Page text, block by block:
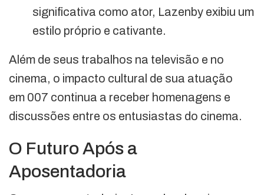
significativa como ator, Lazenby exibiu um
estilo próprio e cativante.
Além de seus trabalhos na televisão e no
cinema, o impacto cultural de sua atuação
em 007 continua a receber homenagens e
discussões entre os entusiastas do cinema.
O Futuro Após a
Aposentadoria